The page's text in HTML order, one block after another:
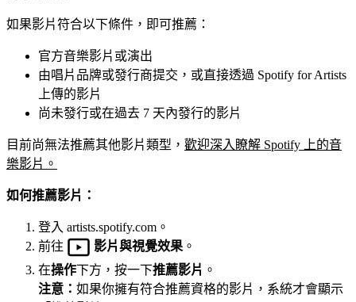
如果影片符合以下條件，即可推薦：
官方音樂影片或演出
由唱片品牌或發行商提交，或直接透過 Spotify for Artists
上傳的影片
尚未發行或在過去 7 天內發行的影片
目前尚無法推薦其他影片類型， 歡迎深入瞭解 Spotify 上的音
樂影片。
如何推薦影片：
登入 artists.spotify.com。
前往
影片與視覺效果 。
在操作下方，按一下推薦影片 。
注意： 如果你擁有符合推薦資格的影片，系統才會顯示